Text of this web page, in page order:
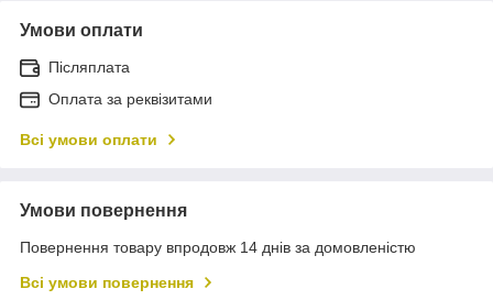
Умови оплати
Післяплата
Оплата за реквізитами
Всі умови оплати
Умови повернення
Повернення товару впродовж 14 днів за домовленістю
Всі умови повернення